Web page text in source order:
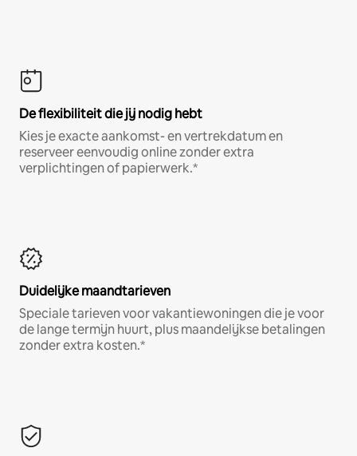
De flexibiliteit die jij nodig hebt
Kies je exacte aankomst- en vertrekdatum en
reserveer eenvoudig online zonder extra
verplichtingen of papierwerk.*
Duidelijke maandtarieven
Speciale tarieven voor vakantiewoningen die je voor
de lange termijn huurt, plus maandelijkse betalingen
zonder extra kosten.*